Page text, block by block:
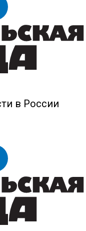
в России